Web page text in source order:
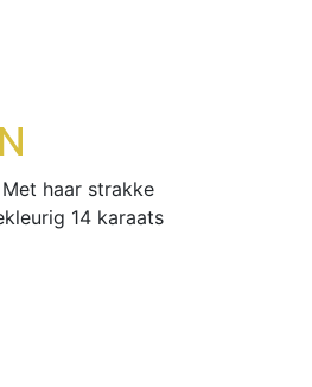
haar strakke
14 karaats